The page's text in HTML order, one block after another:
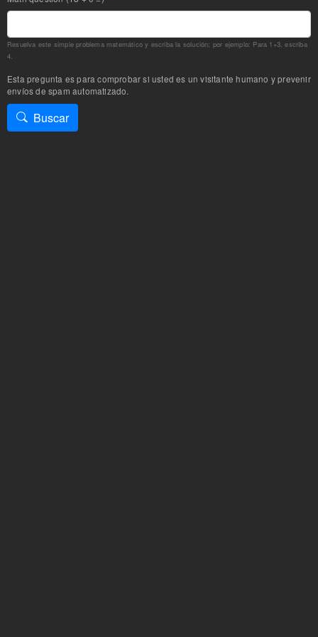
Resuelva este simple problema matemático y escriba la solución; por ejemplo: Para 1+3, escriba
4.
Esta pregunta es para comprobar si usted es un visitante humano y prevenir
envíos de spam automatizado.
Buscar